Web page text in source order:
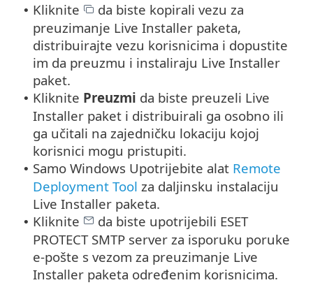
• Kliknite
da biste kopirali vezu za
preuzimanje Live Installer paketa,
distribuirajte vezu korisnicima i dopustite
im da preuzmu i instaliraju Live Installer
paket.
• Kliknite Preuzmi da biste preuzeli Live
Installer paket i distribuirali ga osobno ili
ga učitali na zajedničku lokaciju kojoj
korisnici mogu pristupiti.
• Samo Windows Upotrijebite alat Remote
Deployment Tool za daljinsku instalaciju
Live Installer paketa.
• Kliknite
da biste upotrijebili ESET
PROTECT SMTP server za isporuku poruke
e-pošte s vezom za preuzimanje Live
Installer paketa određenim korisnicima.